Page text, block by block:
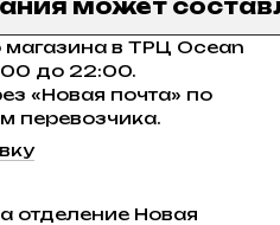
может
в ТРЦ Ocean
до 22:00.
«Новая почта» по
перевозчика.
отделение Новая